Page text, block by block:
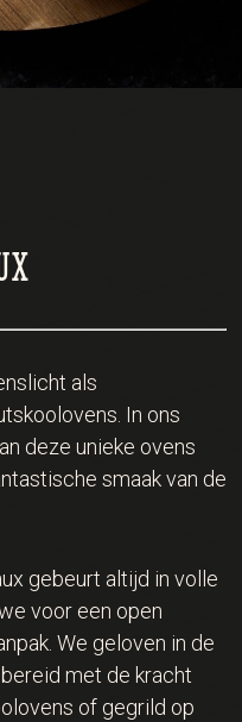
als
In ons
deze unieke ovens
smaak van de
gebeurt altijd in volle
voor een open
We geloven in de
met de kracht
of gegrild op